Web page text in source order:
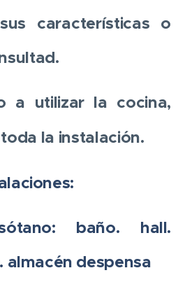
características o
a utilizar la cocina,
la instalación.
baño. hall.
almacén despensa